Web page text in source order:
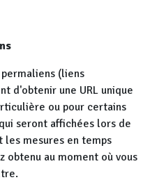
(liens
d'obtenir une URL unique
ou pour certains
seront affichées lors de
mesures en temps
obtenu au moment où vous